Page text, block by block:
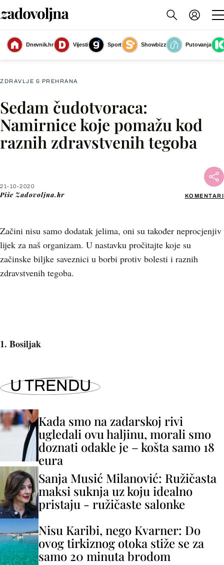
Dnevnik.hr Vijesti Sport Showbizz
Putovanja
Slika nije dostupna
ZDRAVLJE & PREHRANA
Sedam čudotvoraca:
Namirnice koje pomažu kod
raznih zdravstvenih tegoba
21-10-2020
Piše Zadovoljna.hr KOMENTARI
Začini nisu samo dodatak jelima, oni su također neprocjenjiv
lijek za naš organizam. U nastavku pročitajte koje su
začinske biljke saveznici u borbi protiv bolesti i raznih
zdravstvenih tegoba.
Facebook
X
1. Bosiljak
U TRENDU
Kada smo na zadarskoj rivi
ugledali ovu haljinu, morali smo
doznati odakle je – košta samo 18
eura
Sanja Musić Milanović: Ružičasta
maksi suknja uz koju idealno
pristaju - ružičaste salonke
Nisu Karibi, nego Kvarner: Do
ovog tirkiznog otoka stiže se za
samo 20 minuta brodom